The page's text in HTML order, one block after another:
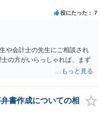
役にたった 7
や会計士の先生にご相談され
の方がいらっしゃれば、まず
書作成についての相